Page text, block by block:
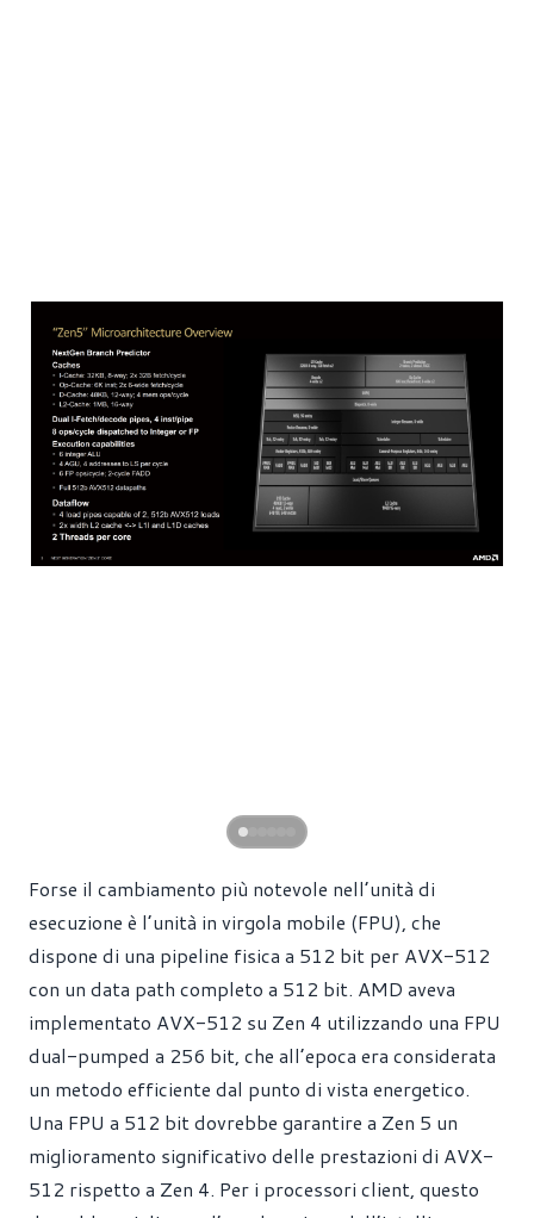
Forse il cambiamento più notevole nell’unità di
esecuzione è l’unità in virgola mobile (FPU), che
dispone di una pipeline fisica a 512 bit per AVX-512
con un data path completo a 512 bit. AMD aveva
implementato AVX-512 su Zen 4 utilizzando una FPU
dual-pumped a 256 bit, che all’epoca era considerata
un metodo efficiente dal punto di vista energetico.
Una FPU a 512 bit dovrebbe garantire a Zen 5 un
miglioramento significativo delle prestazioni di AVX-
512 rispetto a Zen 4. Per i processori client, questo